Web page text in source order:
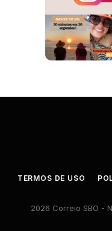
TERMOS DE USO
2026 Correio SBO -